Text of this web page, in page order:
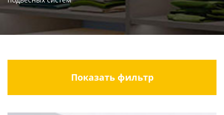
Показать фильтр